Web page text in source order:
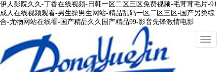
伊人影院久久-丁香在线视频-日韩一区二区三区免费视频-毛茸茸毛片-91
成人在线视频观看-男生操男生网站-精品乱码一区二区三区-国产另类综
合-尤物网站在线看-国产精品久久国产精品99-影音先锋激情电影
切
換